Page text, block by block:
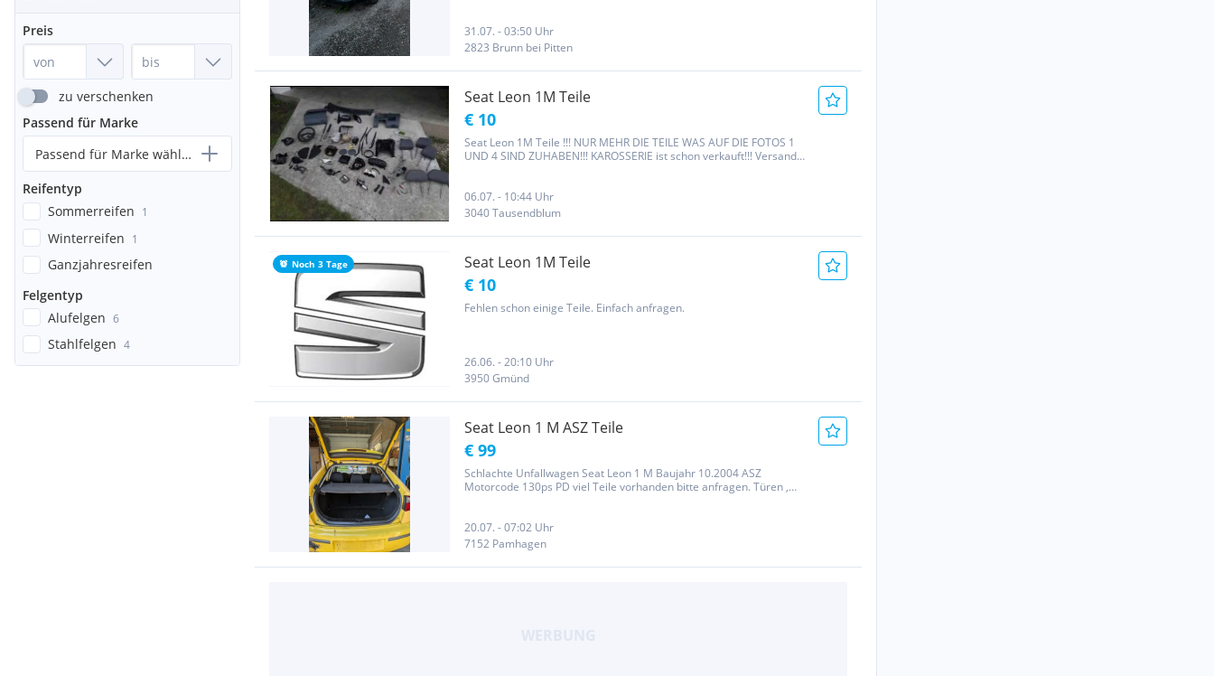
Preis
zu verschenken
Passend für Marke
Passend für Marke wählen...
Reifentyp
Sommerreifen 1
Winterreifen 1
Ganzjahresreifen
Felgentyp
Alufelgen 6
Stahlfelgen 4
31.07. - 03:50 Uhr
2823 Brunn bei Pitten
Seat Leon 1M Teile
€ 10
Seat Leon 1M Teile !!! NUR MEHR DIE TEILE WAS AUF DIE FOTOS 1
UND 4 SIND ZUHABEN!!! KAROSSERIE ist schon verkauft!!! Versand
06.07. - 10:44 Uhr
3040 Tausendblum
Noch 3 Tage Seat Leon 1M Teile
€ 10
Fehlen schon einige Teile. Einfach anfragen.
26.06. - 20:10 Uhr
3950 Gmünd
Seat Leon 1 M ASZ Teile
€ 99
Schlachte Unfallwagen Seat Leon 1 M Baujahr 10.2004 ASZ
Motorcode 130ps PD viel Teile vorhanden bitte anfragen. Türen ,
20.07. - 07:02 Uhr
7152 Pamhagen